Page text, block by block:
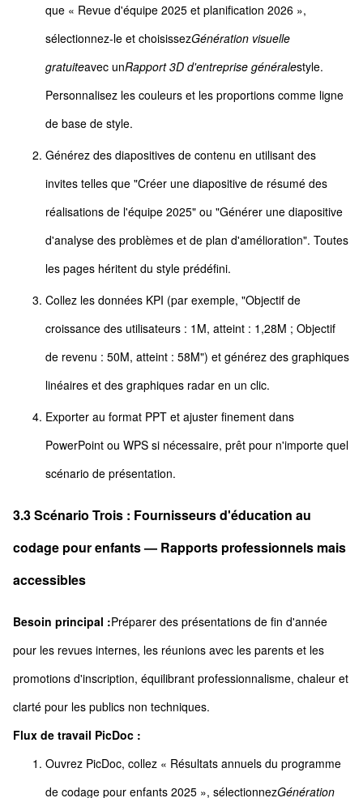
que « Revue d'équipe 2025 et planification 2026 »,
sélectionnez-le et choisissezGénération visuelle
gratuiteavec unRapport 3D d'entreprise généralestyle.
Personnalisez les couleurs et les proportions comme ligne
de base de style.
Générez des diapositives de contenu en utilisant des
invites telles que "Créer une diapositive de résumé des
réalisations de l'équipe 2025" ou "Générer une diapositive
d'analyse des problèmes et de plan d'amélioration". Toutes
les pages héritent du style prédéfini.
Collez les données KPI (par exemple, "Objectif de
croissance des utilisateurs : 1M, atteint : 1,28M ; Objectif
de revenu : 50M, atteint : 58M") et générez des graphiques
linéaires et des graphiques radar en un clic.
Exporter au format PPT et ajuster finement dans
PowerPoint ou WPS si nécessaire, prêt pour n'importe quel
scénario de présentation.
3.3 Scénario Trois : Fournisseurs d'éducation au
codage pour enfants — Rapports professionnels mais
accessibles
Besoin principal :Préparer des présentations de fin d'année
pour les revues internes, les réunions avec les parents et les
promotions d'inscription, équilibrant professionnalisme, chaleur et
clarté pour les publics non techniques.
Flux de travail PicDoc :
Ouvrez PicDoc, collez « Résultats annuels du programme
de codage pour enfants 2025 », sélectionnezGénération